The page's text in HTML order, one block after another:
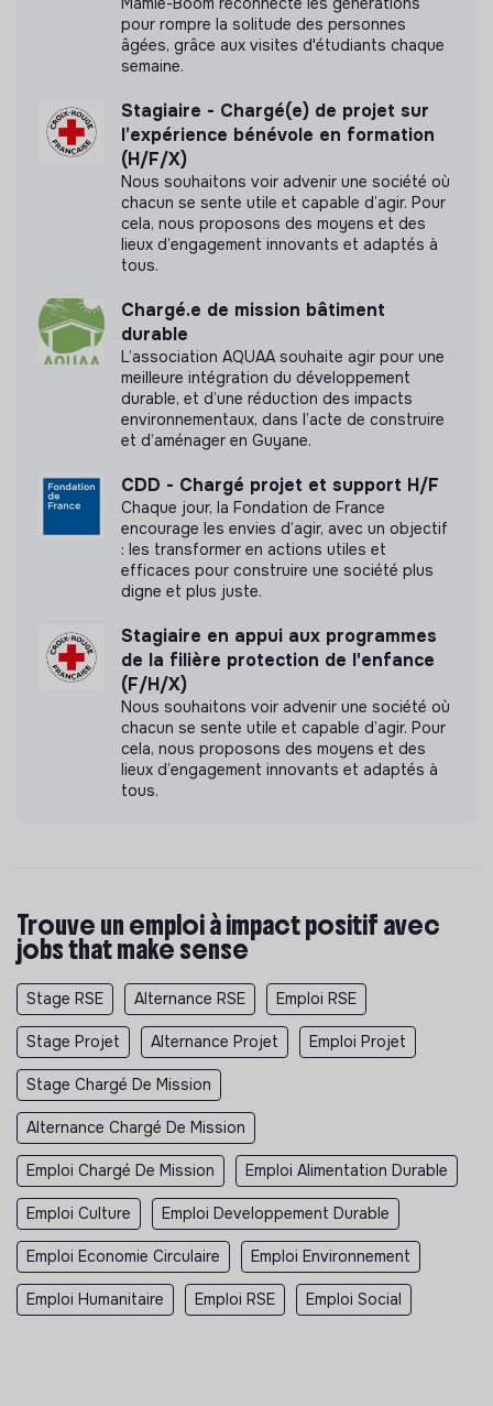
pour rompre la solitude des personnes
âgées, grâce aux visites d'étudiants chaque
semaine.
Stagiaire - Chargé(e) de projet sur
l’expérience bénévole en formation
(H/F/X)
Nous souhaitons voir advenir une société où
chacun se sente utile et capable d’agir. Pour
cela, nous proposons des moyens et des
lieux d’engagement innovants et adaptés à
tous.
Chargé.e de mission bâtiment
durable
L’association AQUAA souhaite agir pour une
meilleure intégration du développement
durable, et d’une réduction des impacts
environnementaux, dans l’acte de construire
et d’aménager en Guyane.
CDD - Chargé projet et support H/F
Chaque jour, la Fondation de France
encourage les envies d’agir, avec un objectif
: les transformer en actions utiles et
efficaces pour construire une société plus
digne et plus juste.
Stagiaire en appui aux programmes
de la filière protection de l'enfance
(F/H/X)
Nous souhaitons voir advenir une société où
chacun se sente utile et capable d’agir. Pour
cela, nous proposons des moyens et des
lieux d’engagement innovants et adaptés à
tous.
Trouve un emploi à impact positif avec
jobs that make sense
Stage RSE Alternance RSE Emploi RSE
Stage Projet Alternance Projet Emploi Projet
Stage Chargé De Mission
Alternance Chargé De Mission
Emploi Chargé De Mission Emploi Alimentation Durable
Emploi Culture Emploi Developpement Durable
Emploi Economie Circulaire Emploi Environnement
Emploi Humanitaire Emploi RSE Emploi Social